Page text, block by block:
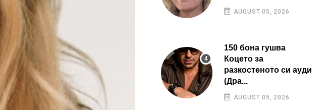
AUGUST 05, 2026
150 бона гушва
Коцето за
разкостеното си ауди
(Дра...
AUGUST 05, 2026